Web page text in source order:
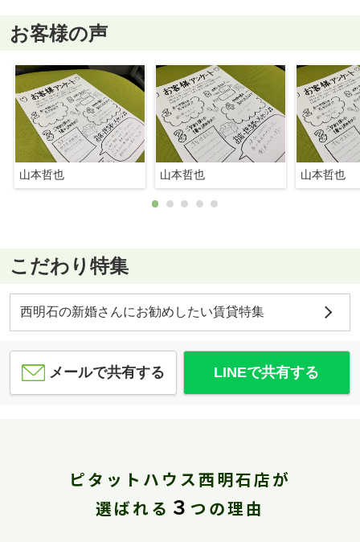
お客様の声
山本哲也 山本哲也 山本哲也
こだわり特集
西明石の新婚さんにお勧めしたい賃貸特集
メールで共有する LINEで共有する
ピタットハウス西明石店が
選ばれる ３ つの理由